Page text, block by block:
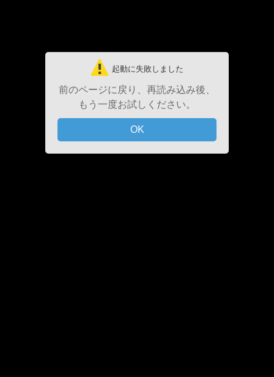
起動に失敗しました
前のページに戻り、再読み込み後、
もう一度お試しください。
OK